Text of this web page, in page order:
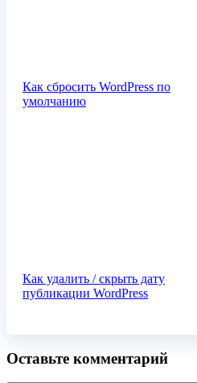
Как сбросить WordPress по
умолчанию
Как удалить / скрыть дату
публикации WordPress
Оставьте комментарий